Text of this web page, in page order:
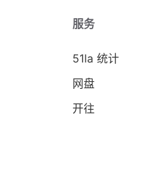
服务
51la 统计
网盘
开往